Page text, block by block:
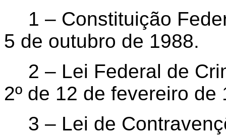
1 – Constituição
5 de outubro de 1988.
2 – Lei Federal de
2º de 12 de fevereiro de
3 – Lei de